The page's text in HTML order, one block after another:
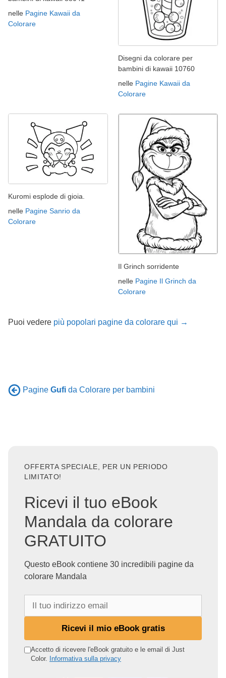
nelle Pagine Kawaii da
Colorare
Disegni da colorare per
bambini di kawaii 10760
nelle Pagine Kawaii da
Colorare
Kuromi esplode di gioia.
nelle Pagine Sanrio da
Colorare
Il Grinch sorridente
nelle Pagine Il Grinch da
Colorare
Puoi vedere più popolari pagine da colorare qui →
Pagine Gufi da Colorare per bambini
OFFERTA SPECIALE, PER UN PERIODO
LIMITATO!
Ricevi il tuo eBook
Mandala da colorare
GRATUITO
Questo eBook contiene 30 incredibili pagine da
colorare Mandala
o
Ricevi il mio eBook gratis
Accetto di ricevere l'eBook gratuito e le email di Just
Color. Informativa sulla privacy